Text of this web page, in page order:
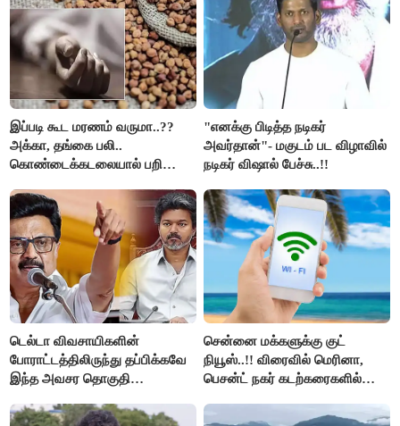
இப்படி கூட மரணம் வருமா..??
அக்கா, தங்கை பலி..
கொண்டைக்கடலையால் பறிபோன
"எனக்கு பிடித்த நடிகர்
அவர்தான்"- மகுடம் பட விழாவில்
நடிகர் விஷால் பேச்சு..!!
டெல்டா விவசாயிகளின்
போராட்டத்திலிருந்து தப்பிக்கவே
இந்த அவசர தொகுதி
அரங்கேற்றுகிறார் முதலமைச்சர் -
சென்னை மக்களுக்கு குட்
நியூஸ்..!! விரைவில் மெரினா,
பெசன்ட் நகர் கடற்கரைகளில்